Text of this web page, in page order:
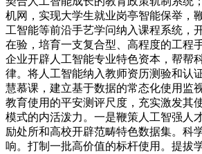
机网，实现大学生就业岗亭智能保举，
工智能等前沿手艺学问纳入课程系统，
在验，培育一支复合型、高程度的工程
企业开辟人工智能专业特色资本，帮帮
律。将人工智能纳入教师资历测验和认
慧慕课，建立基于数据的常态化使用监
教育使用的平安测评尺度，充实激发其
模式的内活泼力。一是鞭策人工智强人
励处所和高校开辟范畴特色数据集。科
响。打制一批高价值的标杆使用。提拔